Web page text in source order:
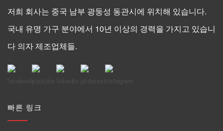
저희 회사는 중국 남부 광둥성 동관시에 위치해 있습니다.
국내 유명 가구 분야에서 10년 이상의 경력을 가지고 있습니
다 의자 제조업체들.
빠른 링크